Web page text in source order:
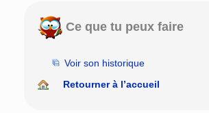
Ce que tu peux faire
Voir son historique
Retourner à l’accueil